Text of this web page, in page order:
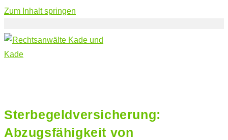
Zum Inhalt springen
Sterbegeldversicherung:
Abzugsfähigkeit von